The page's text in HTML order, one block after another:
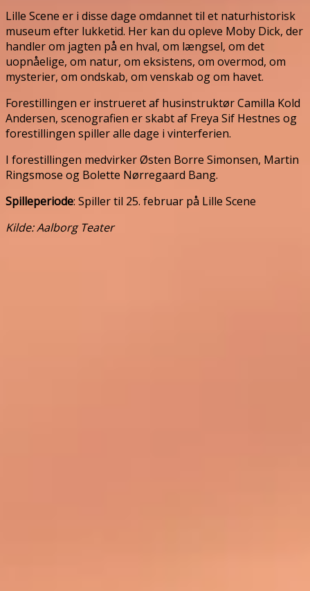
Lille Scene er i disse dage omdannet til et naturhistorisk
museum efter lukketid. Her kan du opleve Moby Dick, der
handler om jagten på en hval, om længsel, om det
uopnåelige, om natur, om eksistens, om overmod, om
mysterier, om ondskab, om venskab og om havet.
Forestillingen er instrueret af husinstruktør Camilla Kold
Andersen, scenografien er skabt af Freya Sif Hestnes og
forestillingen spiller alle dage i vinterferien.
I forestillingen medvirker Østen Borre Simonsen, Martin
Ringsmose og Bolette Nørregaard Bang.
Spilleperiode: Spiller til 25. februar på Lille Scene
Kilde: Aalborg Teater